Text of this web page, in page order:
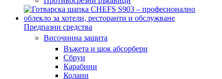
Предпазни средства
Височинна защита
Въжета и шок абсорбери
Сбруи
Карабини
Колани